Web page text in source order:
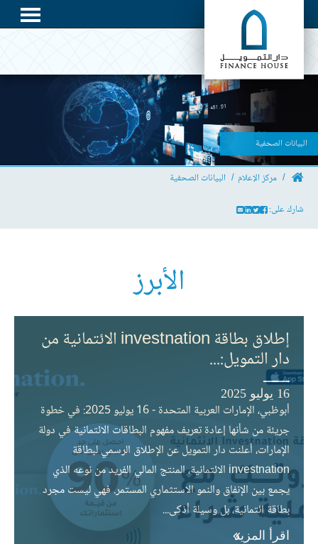
البيانات الصحفية
مركز الإعلام
البيانات الصحفية
شارك على:
الأبرز
إطلاق بطاقة investnation الائتمانية من
دار التمويل:...
16 يوليو 2025
أبوظبي، الإمارات العربية المتحدة - 16 يوليو 2025: في خطوة
جريئة من شأنها إعادة تعريف مفهوم البطاقات الائتمانية في دولة
الإمارات، أعلنت دار التمويل عن الإطلاق الرسمي لبطاقة
investnation الائتمانية، المنتج المالي الفريد من نوعه الذي
يجمع بين الإنفاق والنمو الاستثماري المستمر. فهي ليست مجرد
بطاقة ائتمانية، بل وسيلة أذكى...
اقرأ المزيد